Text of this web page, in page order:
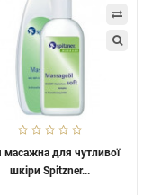
масажна для чутливої
шкіри Spitzner...